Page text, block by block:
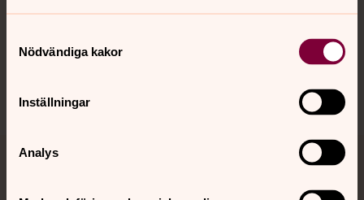
Nödvändiga kakor
Inställningar
Analys
Sociala kanaler